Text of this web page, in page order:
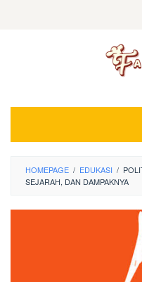
HOMEPAGE / EDUKASI /
SEJARAH, DAN DAMPAKNYA